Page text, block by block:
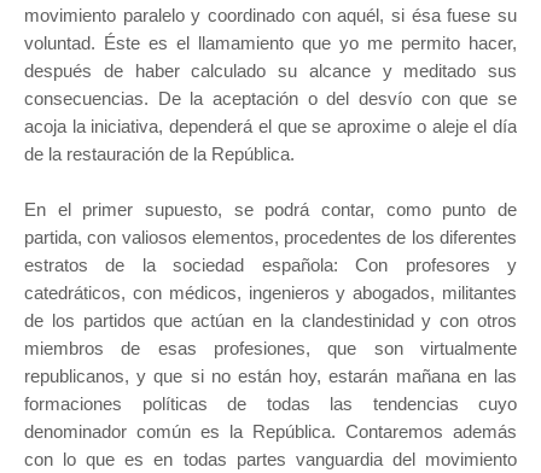
movimiento paralelo y coordinado con aquél, si ésa fuese su
voluntad. Éste es el llamamiento que yo me permito hacer,
después de haber calculado su alcance y meditado sus
consecuencias. De la aceptación o del desvío con que se
acoja la iniciativa, dependerá el que se aproxime o aleje el día
de la restauración de la República.
En el primer supuesto, se podrá contar, como punto de
partida, con valiosos elementos, procedentes de los diferentes
estratos de la sociedad española: Con profesores y
catedráticos, con médicos, ingenieros y abogados, militantes
de los partidos que actúan en la clandestinidad y con otros
miembros de esas profesiones, que son virtualmente
republicanos, y que si no están hoy, estarán mañana en las
formaciones políticas de todas las tendencias cuyo
denominador común es la República. Contaremos además
con lo que es en todas partes vanguardia del movimiento